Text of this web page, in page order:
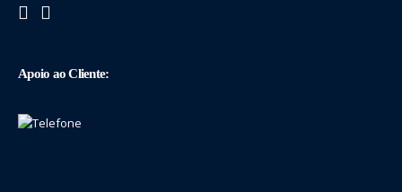
Apoio ao Cliente: